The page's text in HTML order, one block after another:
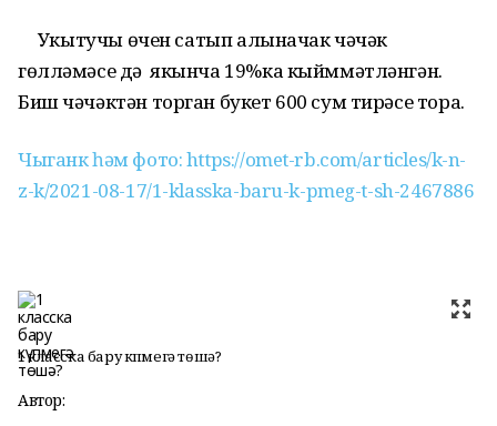
Укытучы өчен сатып алыначак чәчәк
гөлләмәсе дә якынча 19%ка кыйммәтләнгән.
Биш чәчәктән торган букет 600 сум тирәсе тора.
Чыганк һәм фото: https://omet-rb.com/articles/k-n-
z-k/2021-08-17/1-klasska-baru-k-pmeg-t-sh-2467886
1 класска бару күпмегә төшә?
Автор: